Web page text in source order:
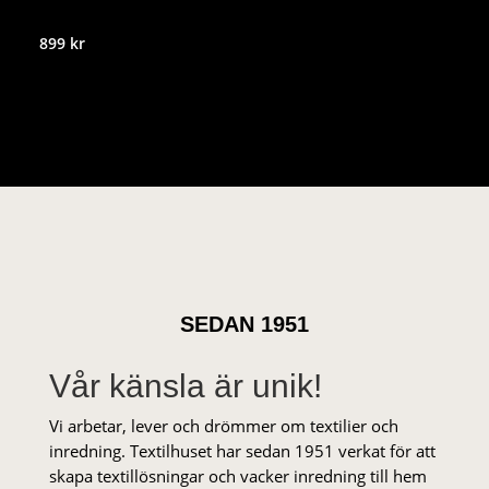
899 kr
SEDAN 1951
Vår känsla är unik!
Vi arbetar, lever och drömmer om textilier och
inredning. Textilhuset har sedan 1951 verkat för att
skapa textillösningar och vacker inredning till hem